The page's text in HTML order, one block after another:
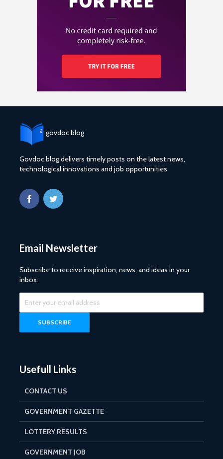
govdoc blog
Govdoc blog delivers timely posts on the latest news,
technological innovations and job opportunities
Email Newsletter
Subscribe to receive inspiration, news, and ideas in your
inbox.
Usefull Links
CONTACT US
GOVERNMENT GAZETTE
LOTTERY RESULTS
GOVERNMENT JOB